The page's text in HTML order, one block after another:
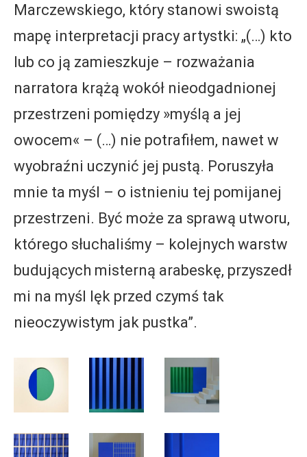
Marczewskiego, który stanowi swoistą
mapę interpretacji pracy artystki: „(…) kto
lub co ją zamieszkuje – rozważania
narratora krążą wokół nieodgadnionej
przestrzeni pomiędzy »myślą a jej
owocem« – (…) nie potrafiłem, nawet w
wyobraźni uczynić jej pustą. Poruszyła
mnie ta myśl – o istnieniu tej pomijanej
przestrzeni. Być może za sprawą utworu,
którego słuchaliśmy – kolejnych warstw
budujących misterną arabeskę, przyszedł
mi na myśl lęk przed czymś tak
nieoczywistym jak pustka”.